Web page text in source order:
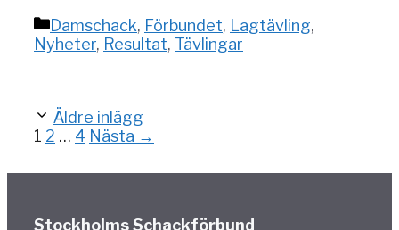
Kategorier
Damschack, Förbundet, Lagtävling,
Nyheter, Resultat, Tävlingar
Äldre inlägg
Sida
1 Sida
2 … Sida
4 Nästa →
Stockholms Schackförbund